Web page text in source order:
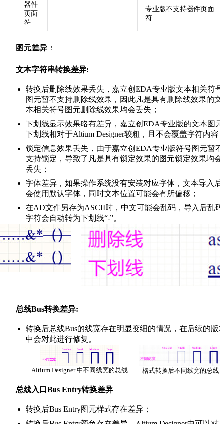
器件
页面
符
专业版不支持器件页面
符
图元差异：
文本字符串转换差异:
转换后删除线效果丢失，嘉立创EDA专业版文本相关符
图元暂不支持删除线效果，因此凡是具有删除线效果的
本相关符号图元删除线效果均会丢失；
下划线显示效果略有差异，嘉立创EDA专业版的文本图
下划线相对于Altium Designer较粗，且不会覆盖字符内
锁定信息效果丢失，由于嘉立创EDA专业版符号图元暂
支持锁定，导致了凡是具有锁定效果的图元锁定效果均
丢失；
字体差异，如果操作系统没有安装对应字体，文本导入
会使用默认字体，同时文本位置可能会有所偏移；
在AD文件另存为ASCII时，中文可能会乱码，导入后乱
字符会自动转为下划线“-”。
总线Bus转换差异:
转换后总线Bus的线宽存在明显变细的情况，在后续的版
中会对此进行修复。
Altium Designer 中不同线宽的总线 格式转换后不同线宽的总线
总线入口Bus Entry转换差异
转换后Bus Entry图元样式存在差异；